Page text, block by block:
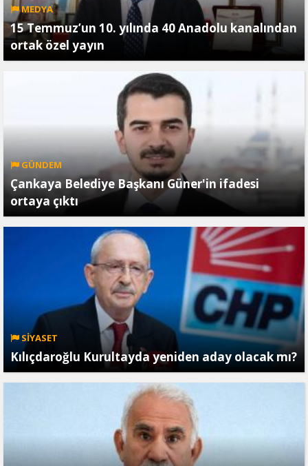
MEDYA
15 Temmuz’un 10. yılında 40 Anadolu kanalından
ortak özel yayın
GÜNDEM
Çankaya Belediye Başkanı Güner'in ifadesi
ortaya çıktı
SİYASET
Kılıçdaroğlu Kurultayda yeniden aday olacak mı?